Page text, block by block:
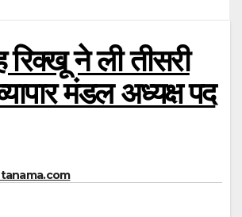
ने ली तीसरी
मंडल अध्यक्ष पद